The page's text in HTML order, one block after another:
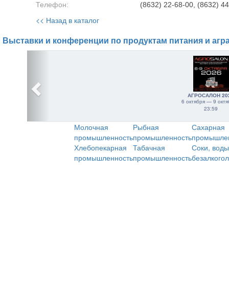
Телефон: (8632) 22-68-00, (8632)
<< Назад в каталог
Выставки и конференции по продуктам питания и
АГРОСАЛОН
6 октября — 9
23:59
Молочная
промышленность
Рыбная
промышленность
Сахарная
Хлебопекарная
промышленность
Табачная
промышленность
Соки,